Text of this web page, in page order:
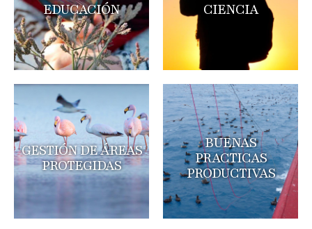
EDUCACIÓN CIENCIA
GESTIÓN DE ÁREAS
PROTEGIDAS
BUENAS
PRACTICAS
PRODUCTIVAS